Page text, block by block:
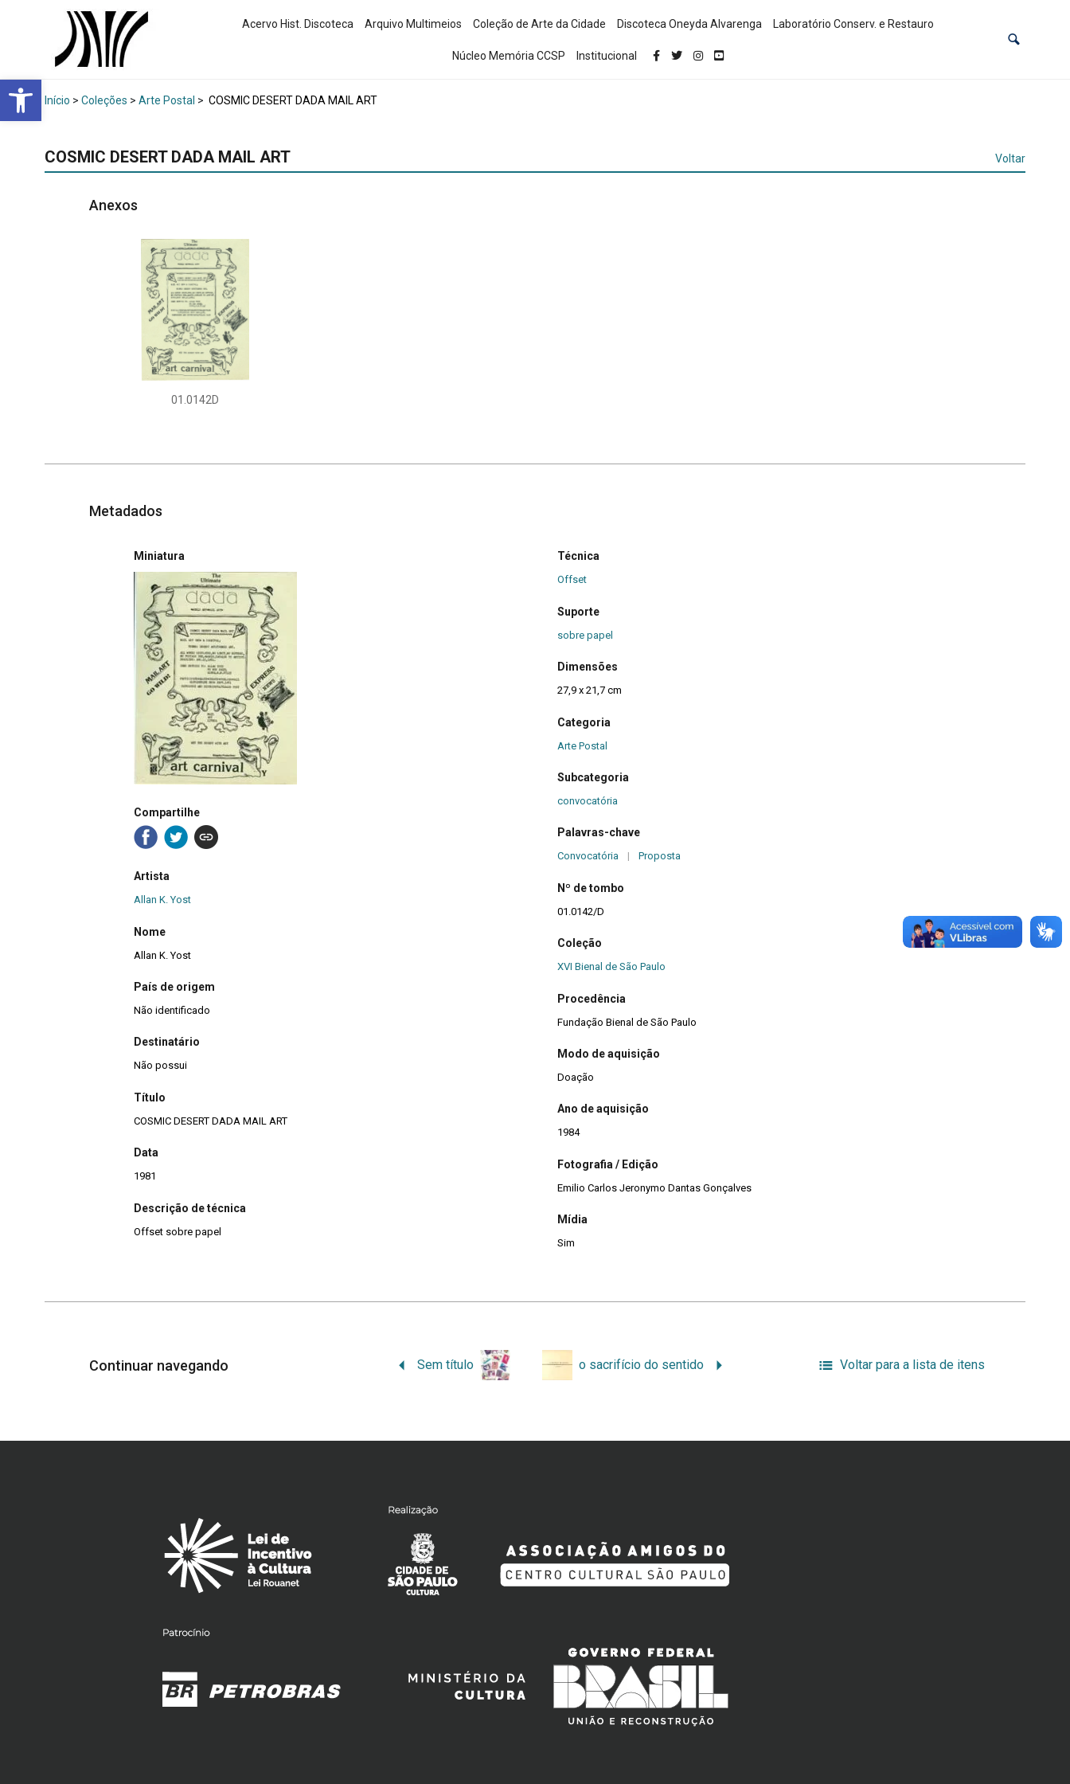
Abrir a barra de ferramentas
Acervo Hist. Discoteca Arquivo Multimeios Coleção de Arte da Cidade Discoteca Oneyda Alvarenga Laboratório Conserv. e Restauro
Núcleo Memória CCSP Institucional
Início > Coleções > Arte Postal > COSMIC DESERT DADA MAIL ART
COSMIC DESERT DADA MAIL ART Voltar
Anexos
01.0142D
Metadados
Miniatura
Compartilhe
Artista
Allan K. Yost
Nome
Allan K. Yost
País de origem
Não identificado
Destinatário
Não possui
Título
COSMIC DESERT DADA MAIL ART
Data
1981
Descrição de técnica
Offset sobre papel
Técnica
Offset
Suporte
sobre papel
Dimensões
27,9 x 21,7 cm
Categoria
Arte Postal
Subcategoria
convocatória
Palavras-chave
Convocatória | Proposta
Nº de tombo
01.0142/D
Coleção
XVI Bienal de São Paulo
Procedência
Fundação Bienal de São Paulo
Modo de aquisição
Doação
Ano de aquisição
1984
Fotografia / Edição
Emilio Carlos Jeronymo Dantas Gonçalves
Mídia
Sim
Continuar navegando Sem título o sacrifício do sentido Voltar para a lista de itens